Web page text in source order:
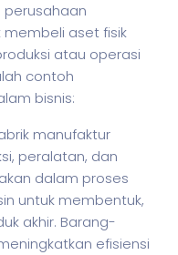
aset fisik
atau operasi
contoh
bisnis:
manufaktur
peralatan, dan
dalam proses
untuk membentuk,
akhir. Barang-
efisiensi